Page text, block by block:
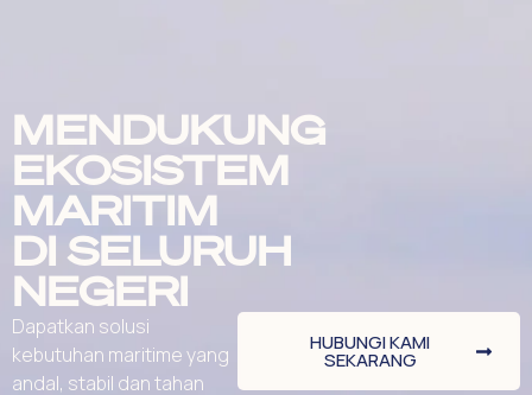
MENDUKUNG
EKOSISTEM
MARITIM
DI SELURUH
NEGERI
Dapatkan solusi
kebutuhan maritime yang
andal, stabil dan tahan
HUBUNGI KAMI
SEKARANG